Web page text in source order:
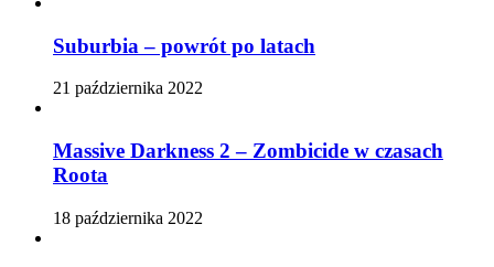
Suburbia – powrót po latach
21 października 2022
Massive Darkness 2 – Zombicide w czasach
Roota
18 października 2022